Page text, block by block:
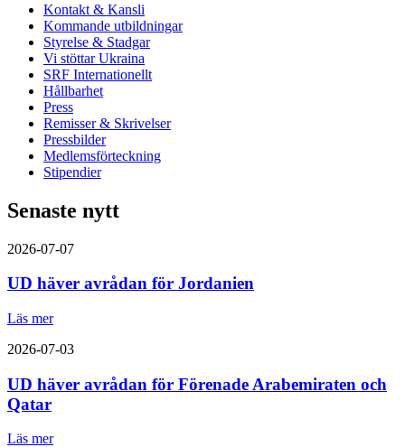
Kontakt & Kansli
Kommande utbildningar
Styrelse & Stadgar
Vi stöttar Ukraina
SRF Internationellt
Hållbarhet
Press
Remisser & Skrivelser
Pressbilder
Medlemsförteckning
Stipendier
Senaste nytt
2026-07-07
UD häver avrådan för Jordanien
Läs mer
2026-07-03
UD häver avrådan för Förenade Arabemiraten och
Qatar
Läs mer